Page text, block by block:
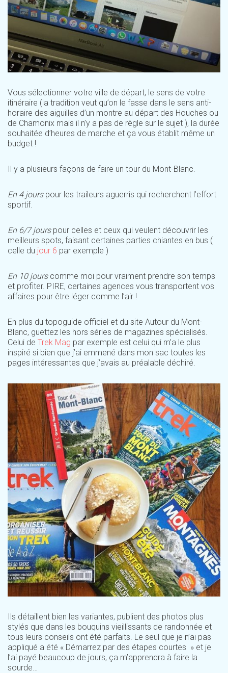
Vous sélectionner votre ville de départ, le sens de votre
itinéraire (la tradition veut qu’on le fasse dans le sens anti-
horaire des aiguilles d’un montre au départ des Houches ou
de Chamonix mais il n’y a pas de règle sur le sujet ), la durée
souhaitée d’heures de marche et ça vous établit même un
budget !
Il y a plusieurs façons de faire un tour du Mont-Blanc.
En 4 jourspour les traileurs aguerris qui recherchent l’effort
sportif.
En 6/7 jourspour celles et ceux qui veulent découvrir les
meilleurs spots, faisant certaines parties chiantes en bus (
celle du jour 6 par exemple )
En 10 jourscomme moi pour vraiment prendre son temps
et profiter. PIRE, certaines agences vous transportent vos
affaires pour être léger comme l’air !
En plus du topoguide officiel et du site Autour du Mont-
Blanc, guettez les hors séries de magazines spécialisés.
Celui de Trek Mag par exemple est celui qui m’a le plus
inspiré si bien que j’ai emmené dans mon sac toutes les
pages intéressantes que j’avais au préalable déchiré.
Ils détaillent bien les variantes, publient des photos plus
stylés que dans les bouquins vieillissants de randonnée et
tous leurs conseils ont été parfaits. Le seul que je n’ai pas
appliqué a été « Démarrez par des étapes courtes » et je
l’ai payé beaucoup de jours, ça m’apprendra à faire la
sourde…